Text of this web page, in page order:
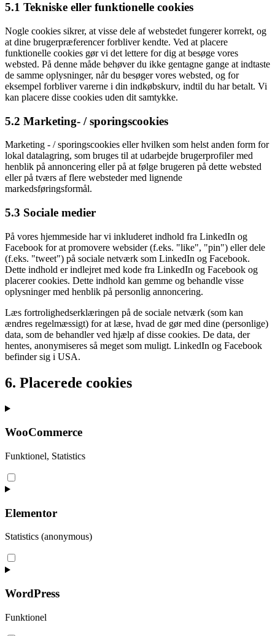
5.1 Tekniske eller funktionelle cookies
Nogle cookies sikrer, at visse dele af webstedet fungerer korrekt, og
at dine brugerpræferencer forbliver kendte. Ved at placere
funktionelle cookies gør vi det lettere for dig at besøge vores
websted. På denne måde behøver du ikke gentagne gange at indtaste
de samme oplysninger, når du besøger vores websted, og for
eksempel forbliver varerne i din indkøbskurv, indtil du har betalt. Vi
kan placere disse cookies uden dit samtykke.
5.2 Marketing- / sporingscookies
Marketing - / sporingscookies eller hvilken som helst anden form for
lokal datalagring, som bruges til at udarbejde brugerprofiler med
henblik på annoncering eller på at følge brugeren på dette websted
eller på tværs af flere websteder med lignende
markedsføringsformål.
5.3 Sociale medier
På vores hjemmeside har vi inkluderet indhold fra LinkedIn og
Facebook for at promovere websider (f.eks. "like", "pin") eller dele
(f.eks. "tweet") på sociale netværk som LinkedIn og Facebook.
Dette indhold er indlejret med kode fra LinkedIn og Facebook og
placerer cookies. Dette indhold kan gemme og behandle visse
oplysninger med henblik på personlig annoncering.
Læs fortrolighedserklæringen på de sociale netværk (som kan
ændres regelmæssigt) for at læse, hvad de gør med dine (personlige)
data, som de behandler ved hjælp af disse cookies. De data, der
hentes, anonymiseres så meget som muligt. LinkedIn og Facebook
befinder sig i USA.
6. Placerede cookies
WooCommerce
Funktionel, Statistics
Consent
to
woocommerce
Elementor
Statistics (anonymous)
Consent
to
elementor
WordPress
Funktionel